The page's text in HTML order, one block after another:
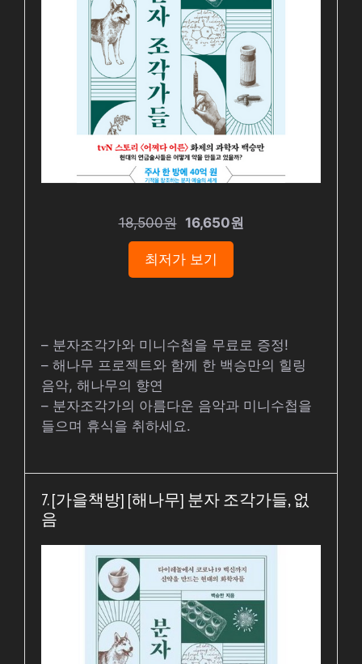
18,500원 16,650원
최저가 보기
– 분자조각가와 미니수첩을 무료로 증정!
– 해나무 프로젝트와 함께 한 백승만의 힐링
음악, 해나무의 향연
– 분자조각가의 아름다운 음악과 미니수첩을
들으며 휴식을 취하세요.
7. [가을책방] [해나무] 분자 조각가들, 없
음